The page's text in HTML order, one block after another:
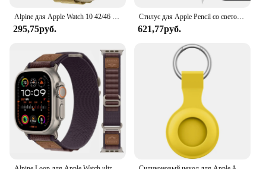
295,75руб.
Стилус для Apple Pencil со светодиодными индикаторами мощности, сенсорный карандаш с отклонением ладони для 2022 2021 2020 2019 2018, карандаш для iPad
621,77руб.